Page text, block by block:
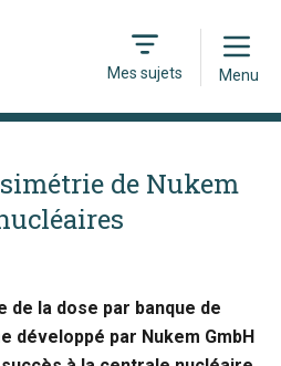
Mes sujets
Open
Menu
de Nukem
la dose par banque de
développé par Nukem GmbH